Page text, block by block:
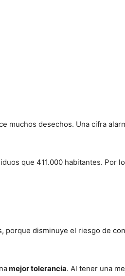
muchos desechos. Una cifra
que 411.000 habitantes. Por
porque disminuye el riesgo de
mejor tolerancia. Al tener una